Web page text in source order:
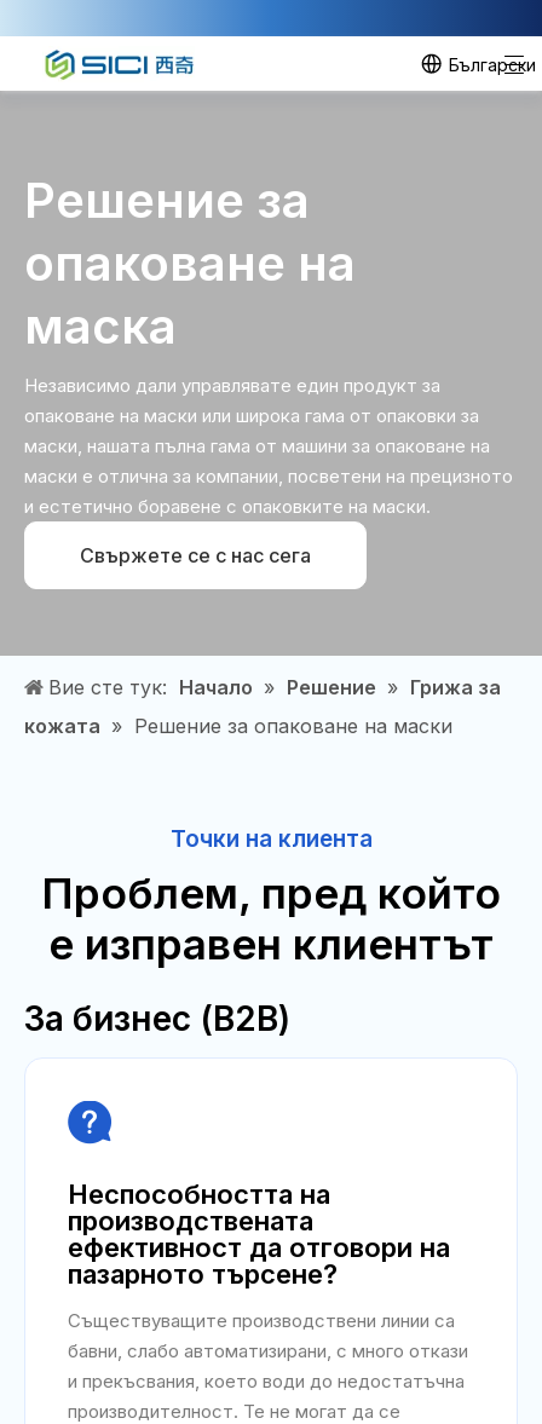
Български
Решение за
опаковане на
маска
Независимо дали управлявате един продукт за
опаковане на маски или широка гама от опаковки за
маски, нашата пълна гама от машини за опаковане на
маски е отлична за компании, посветени на прецизното
и естетично боравене с опаковките на маски.
Свържете се с нас сега
Вие сте тук: Начало » Решение » Грижа за
кожата » Решение за опаковане на маски
Точки на клиента
Проблем, пред който
е изправен клиентът
За бизнес (B2B)

Неспособността на
производствената
ефективност да отговори на
пазарното търсене?
Съществуващите производствени линии са
бавни, слабо автоматизирани, с много откази
и прекъсвания, което води до недостатъчна
производителност. Те не могат да се